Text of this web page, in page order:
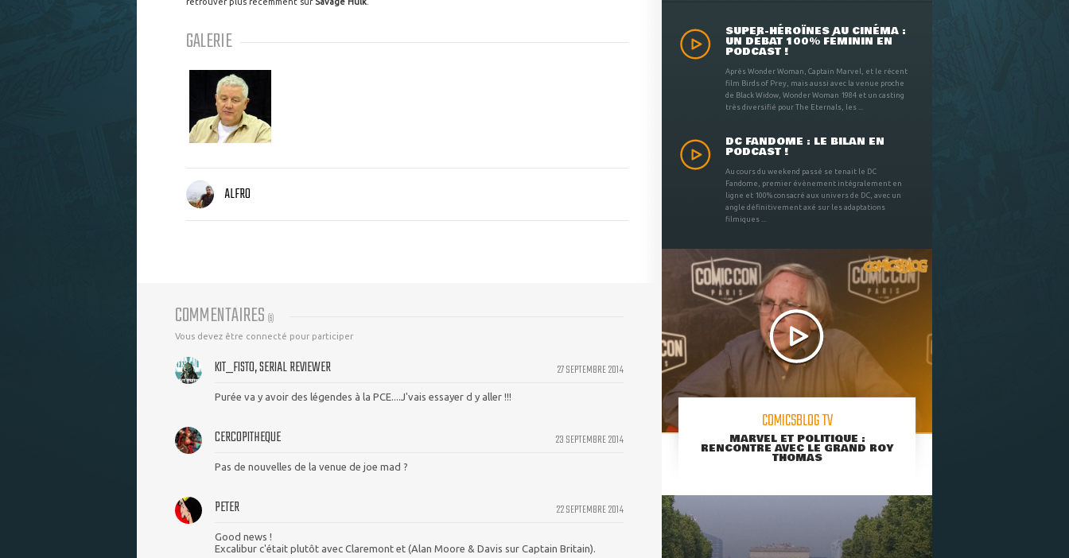
GALERIE
ALFRO
COMMENTAIRES (6)
Vous devez être connecté pour participer
27 SEPTEMBRE 2014
KIT_FISTO, SERIAL REVIEWER
Purée va y avoir des légendes à la PCE....J'vais essayer d y aller !!!
23 SEPTEMBRE 2014
CERCOPITHEQUE
Pas de nouvelles de la venue de joe mad ?
22 SEPTEMBRE 2014
PETER
Good news !
Excalibur c'était plutôt avec Claremont et (Alan Moore & Davis sur Captain Britain).
SUPER-HÉROÏNES AU CINÉMA :
UN DÉBAT 100% FÉMININ EN
PODCAST !
Après Wonder Woman, Captain Marvel, et le récent
film Birds of Prey, mais aussi avec la venue proche
de Black Widow, Wonder Woman 1984 et un casting
très diversifié pour The Eternals, les ...
DC FANDOME : LE BILAN EN
PODCAST !
Au cours du weekend passé se tenait le DC
Fandome, premier évènement intégralement en
ligne et 100% consacré aux univers de DC, avec un
angle définitivement axé sur les adaptations
filmiques ...
COMICSBLOG TV
MARVEL ET POLITIQUE :
RENCONTRE AVEC LE GRAND ROY
THOMAS